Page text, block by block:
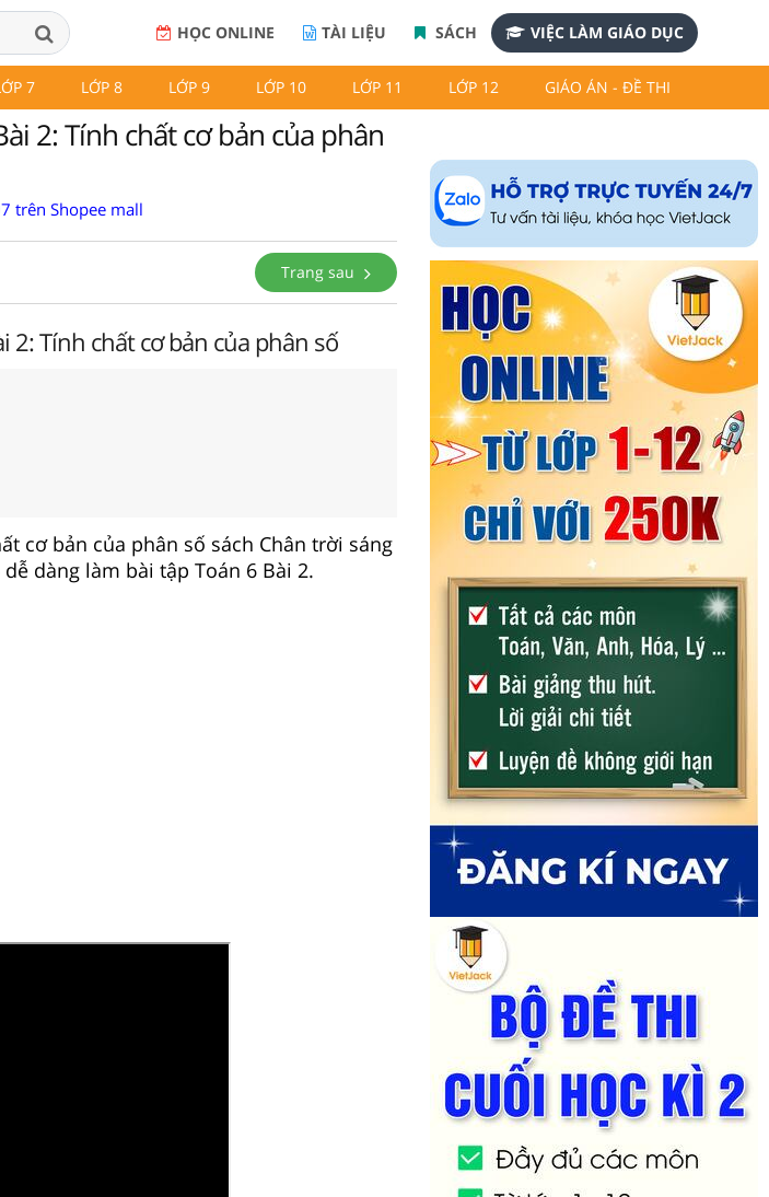
HỌC ONLINE TÀI LIỆU SÁCH VIỆC LÀM GIÁO DỤC
7 LỚP 8 LỚP 9 LỚP 10 LỚP 11 LỚP 12 GIÁO ÁN - ĐỀ THI
2: Tính chất cơ bản của phân
trên Shopee mall
Trang sau
2: Tính chất cơ bản của phân số
cơ bản của phân số sách Chân trời sáng
dàng làm bài tập Toán 6 Bài 2.